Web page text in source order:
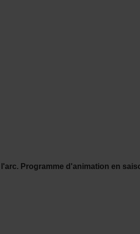
Programme d'animation en